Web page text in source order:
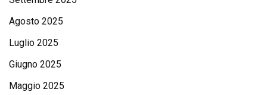
Agosto 2025
Luglio 2025
Giugno 2025
Maggio 2025